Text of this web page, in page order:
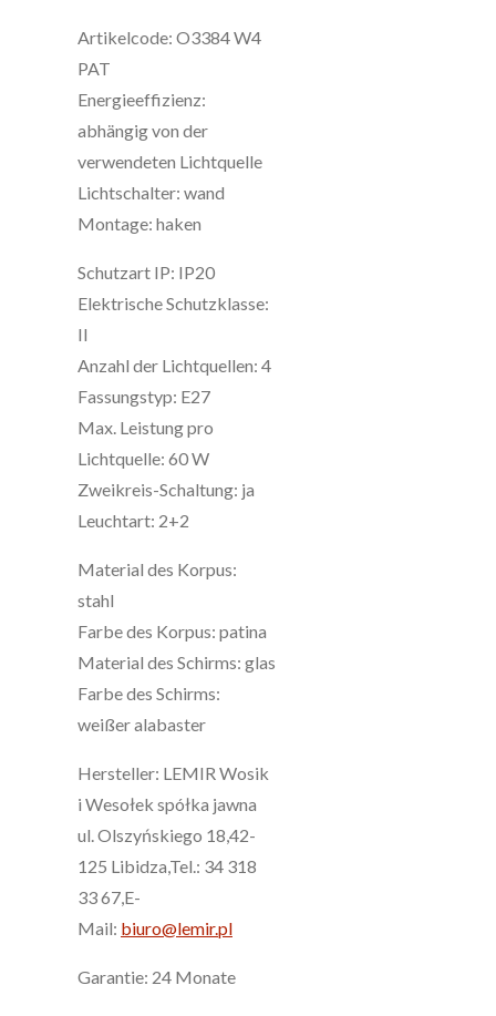
Artikelcode: O3384 W4
PAT
Energieeffizienz:
abhängig von der
verwendeten Lichtquelle
Lichtschalter: wand
Montage: haken
Schutzart IP: IP20
Elektrische Schutzklasse:
II
Anzahl der Lichtquellen: 4
Fassungstyp: E27
Max. Leistung pro
Lichtquelle: 60 W
Zweikreis-Schaltung: ja
Leuchtart: 2+2
Material des Korpus:
stahl
Farbe des Korpus: patina
Material des Schirms: glas
Farbe des Schirms:
weißer alabaster
Hersteller: LEMIR Wosik
i Wesołek spółka jawna
ul. Olszyńskiego 18,42-
125 Libidza,Tel.: 34 318
33 67,E-
Mail: biuro@lemir.pl
Garantie: 24 Monate